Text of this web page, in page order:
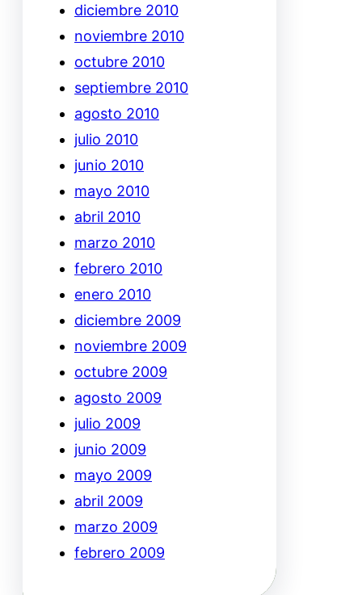
diciembre 2010
noviembre 2010
octubre 2010
septiembre 2010
agosto 2010
julio 2010
junio 2010
mayo 2010
abril 2010
marzo 2010
febrero 2010
enero 2010
diciembre 2009
noviembre 2009
octubre 2009
agosto 2009
julio 2009
junio 2009
mayo 2009
abril 2009
marzo 2009
febrero 2009